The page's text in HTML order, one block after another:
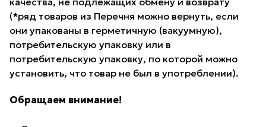
(*ряд товаров из Перечня можно вернуть, если
они упакованы в герметичную (вакуумную),
потребительскую упаковку или в
потребительскую упаковку, по которой можно
установить, что товар не был в употреблении).
Обращаем внимание!